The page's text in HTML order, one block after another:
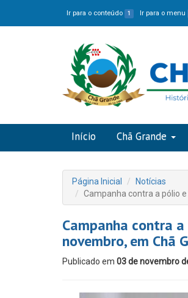
Ir para o conteúdo 1 Ir para o menu
Início Chã Grande
Página Inicial
Notícias
Campanha contra a pólio
Campanha contra
novembro, em Chã
Publicado em 03 de novembro